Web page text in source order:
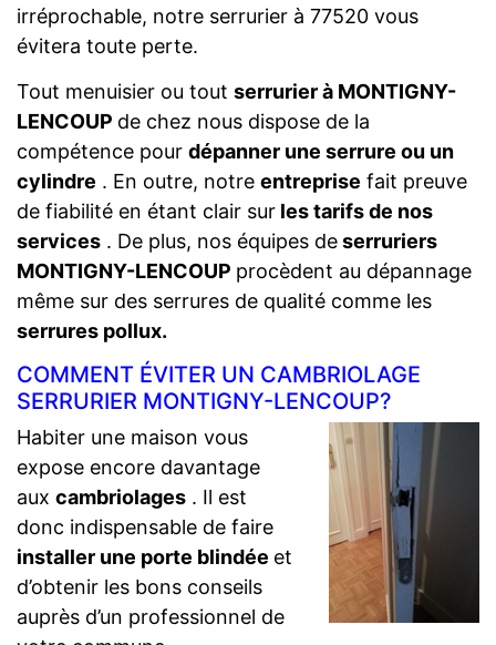
irréprochable, notre serrurier à 77520 vous
évitera toute perte.
Tout menuisier ou tout serrurier à MONTIGNY-
LENCOUP de chez nous dispose de la
compétence pour dépanner une serrure ou un
cylindre . En outre, notre entreprise fait preuve
de fiabilité en étant clair sur les tarifs de nos
services . De plus, nos équipes deserruriers
MONTIGNY-LENCOUP procèdent au dépannage
même sur des serrures de qualité comme les
serrures pollux.
COMMENT ÉVITER UN CAMBRIOLAGE
SERRURIER MONTIGNY-LENCOUP?
Habiter une maison vous
expose encore davantage
aux cambriolages . Il est
donc indispensable de faire
installer une porte blindée et
d’obtenir les bons conseils
auprès d’un professionnel de